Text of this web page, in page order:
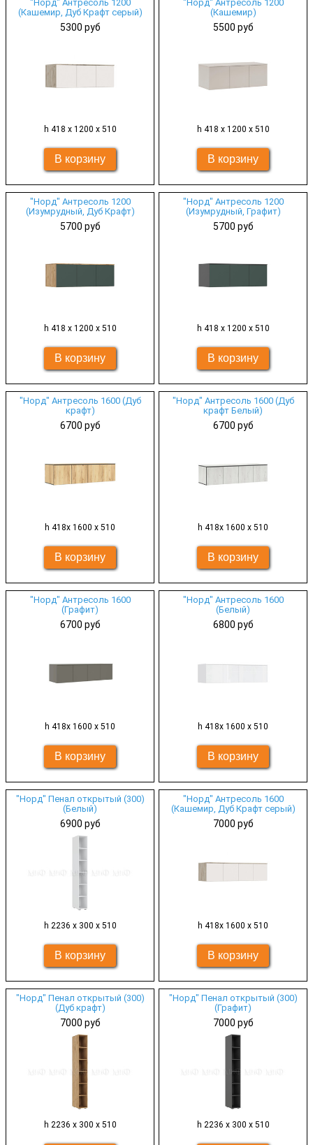
"Норд" Антресоль 1200
(Кашемир, Дуб Крафт серый)
5300 руб
h 418 х 1200 х 510
"Норд" Антресоль 1200
(Кашемир)
5500 руб
h 418 х 1200 х 510
"Норд" Антресоль 1200
(Изумрудный, Дуб Крафт)
5700 руб
h 418 х 1200 х 510
"Норд" Антресоль 1200
(Изумрудный, Графит)
5700 руб
h 418 х 1200 х 510
"Норд" Антресоль 1600 (Дуб
крафт)
6700 руб
h 418х 1600 х 510
"Норд" Антресоль 1600 (Дуб
крафт Белый)
6700 руб
h 418х 1600 х 510
"Норд" Антресоль 1600
(Графит)
6700 руб
h 418х 1600 х 510
"Норд" Антресоль 1600
(Белый)
6800 руб
h 418х 1600 х 510
"Норд" Пенал открытый (300)
(Белый)
6900 руб
h 2236 х 300 х 510
"Норд" Антресоль 1600
(Кашемир, Дуб Крафт серый)
7000 руб
h 418х 1600 х 510
"Норд" Пенал открытый (300)
(Дуб крафт)
7000 руб
h 2236 х 300 х 510
"Норд" Пенал открытый (300)
(Графит)
7000 руб
h 2236 х 300 х 510